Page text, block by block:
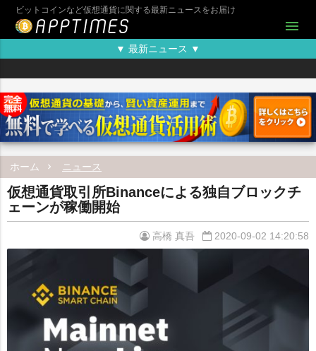
ビットコインなど仮想通貨に関する最新ニュースをお届け
menu
▼ 最新ニュース ▼
ホーム ニュース
仮想通貨取引所Binanceによる独自ブロックチ
ェーンが稼働開始
高橋 真吾 2020-09-02 14:20:58